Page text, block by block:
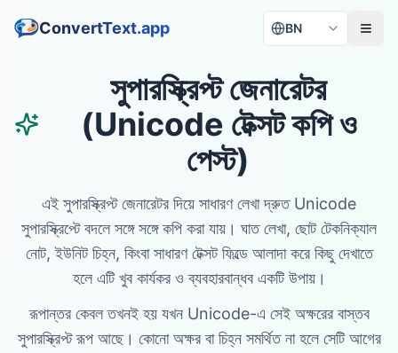
ConvertText.app BN
সুপারস্ক্রিপ্ট জেনারেটর
(Unicode টেক্সট কপি ও
পেস্ট)
এই সুপারস্ক্রিপ্ট জেনারেটর দিয়ে সাধারণ লেখা দ্রুত Unicode
সুপারস্ক্রিপ্টে বদলে সঙ্গে সঙ্গে কপি করা যায়। ঘাত লেখা, ছোট টেকনিক্যাল
নোট, ইউনিট চিহ্ন, কিংবা সাধারণ টেক্সট ফিল্ডে আলাদা করে কিছু দেখাতে
হলে এটি খুব কার্যকর ও ব্যবহারবান্ধব একটি উপায়।
রূপান্তর কেবল তখনই হয় যখন Unicode-এ সেই অক্ষরের বাস্তব
সুপারস্ক্রিপ্ট রূপ আছে। কোনো অক্ষর বা চিহ্ন সমর্থিত না হলে সেটি আগের